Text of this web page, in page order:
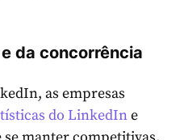
da concorrência
as empresas
do LinkedIne